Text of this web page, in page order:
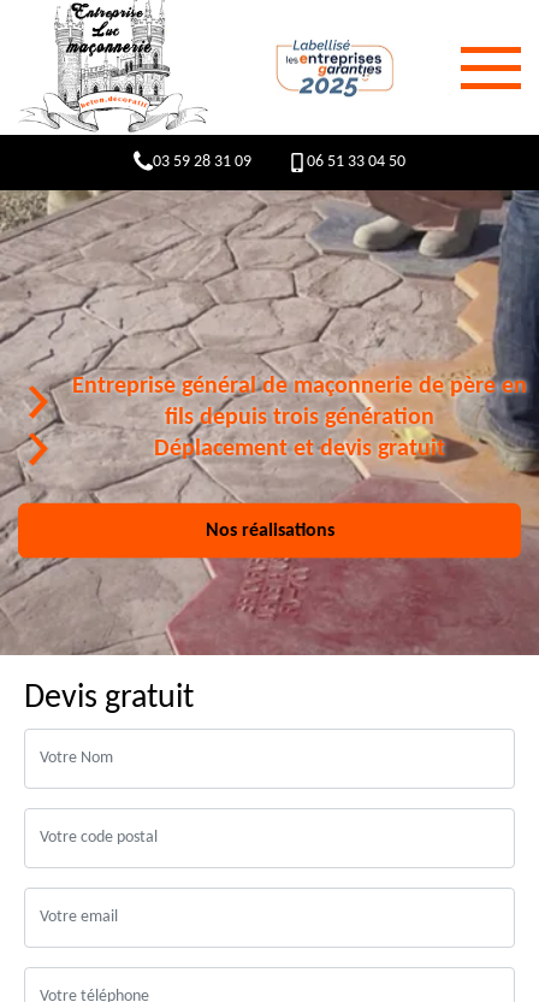
03 59 28 31 09 06 51 33 04 50
Entreprise général de maçonnerie de père en
fils depuis trois génération
Déplacement et devis gratuit
Nos réalisations
Devis gratuit